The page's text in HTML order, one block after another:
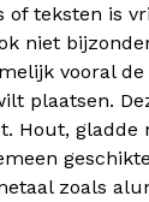
of teksten is
niet
vooral
plaatsen.
Hout, gladde
zoals